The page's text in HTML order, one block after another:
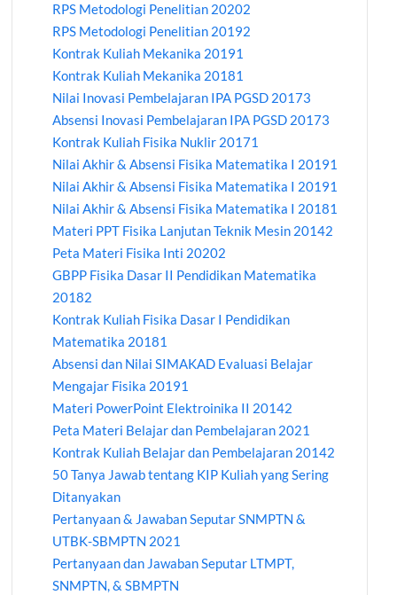
RPS Metodologi Penelitian 20202
RPS Metodologi Penelitian 20192
Kontrak Kuliah Mekanika 20191
Kontrak Kuliah Mekanika 20181
Nilai Inovasi Pembelajaran IPA PGSD 20173
Absensi Inovasi Pembelajaran IPA PGSD 20173
Kontrak Kuliah Fisika Nuklir 20171
Nilai Akhir & Absensi Fisika Matematika I 20191
Nilai Akhir & Absensi Fisika Matematika I 20191
Nilai Akhir & Absensi Fisika Matematika I 20181
Materi PPT Fisika Lanjutan Teknik Mesin 20142
Peta Materi Fisika Inti 20202
GBPP Fisika Dasar II Pendidikan Matematika
20182
Kontrak Kuliah Fisika Dasar I Pendidikan
Matematika 20181
Absensi dan Nilai SIMAKAD Evaluasi Belajar
Mengajar Fisika 20191
Materi PowerPoint Elektroinika II 20142
Peta Materi Belajar dan Pembelajaran 2021
Kontrak Kuliah Belajar dan Pembelajaran 20142
50 Tanya Jawab tentang KIP Kuliah yang Sering
Ditanyakan
Pertanyaan & Jawaban Seputar SNMPTN &
UTBK-SBMPTN 2021
Pertanyaan dan Jawaban Seputar LTMPT,
SNMPTN, & SBMPTN